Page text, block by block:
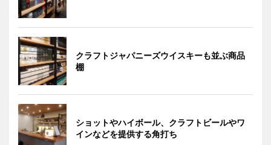
クラフトジャパニーズウイスキーも並ぶ商品
棚
ショットやハイボール、クラフトビールやワ
インなどを提供する角打ち